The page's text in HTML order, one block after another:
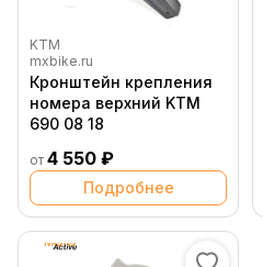
KTM
mxbike.ru
Кронштейн крепления
номера верхний KTM
690 08 18
от 4 550 ₽
Подробнее